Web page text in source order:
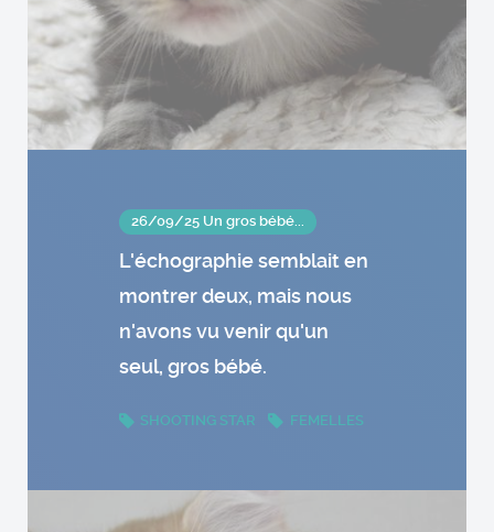
26/09/25 Un gros bébé...
L'échographie semblait en
montrer deux, mais nous
n'avons vu venir qu'un
seul, gros bébé.
SHOOTING STAR FEMELLES